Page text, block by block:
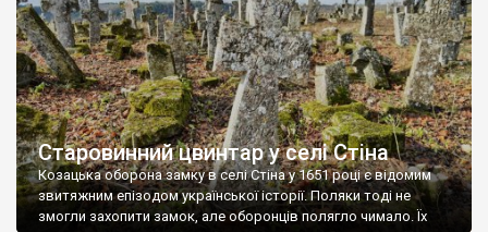
Старовинний цвинтар у селі Стіна
Козацька оборона замку в селі Стіна у 1651 році є відомим
звитяжним епізодом української історії. Поляки тоді не
змогли захопити замок, але оборонців полягло чимало. Їх